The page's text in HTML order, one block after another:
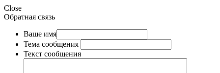
Close
Обратная связь
Ваше имя
Тема сообщения
Текст сообщения